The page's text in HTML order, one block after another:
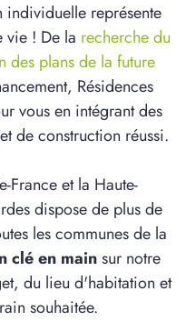
individuelle représente
vie ! De la recherche du
des plans de la future
Résidences
vous en intégrant des
de construction réussi.
France et la Haute-
dispose de plus de
les communes de la
clé en mainsur notre
du lieu d'habitation et
souhaitée.